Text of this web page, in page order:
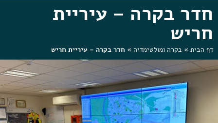
חדר בקרה – עיריית
חריש
דף הבית » בקרה ומולטימדיה » חדר בקרה – עיריית חריש